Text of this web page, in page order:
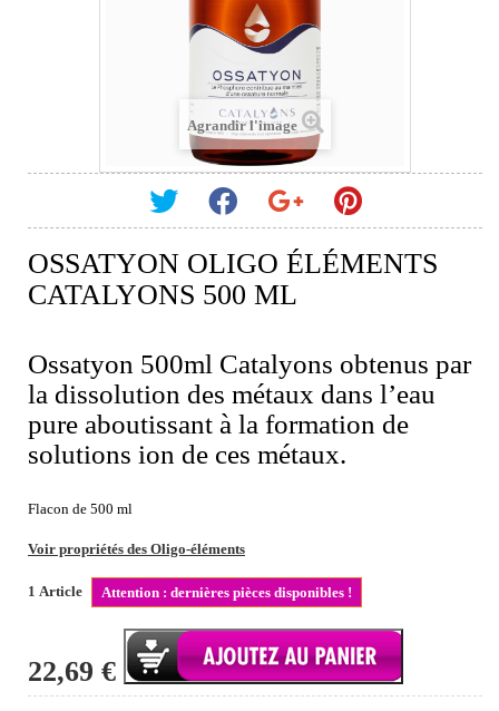
Agrandir l'image
OSSATYON OLIGO ÉLÉMENTS
CATALYONS 500 ML
Ossatyon 500ml Catalyons obtenus par
la dissolution des métaux dans l’eau
pure aboutissant à la formation de
solutions ion de ces métaux.
Flacon de 500 ml
Voir propriétés des Oligo-éléments
1 Article Attention : dernières pièces disponibles !
22,69 €